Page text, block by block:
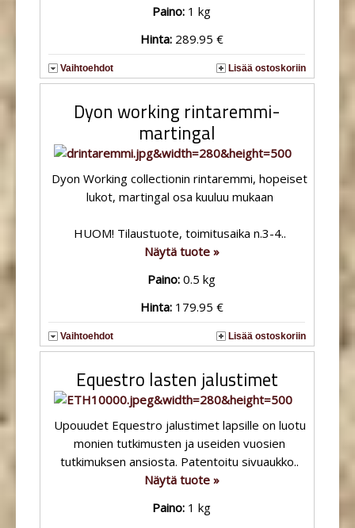
Paino: 1 kg
Hinta: 289.95 €
Vaihtoehdot Lisää ostoskoriin
Dyon working rintaremmi-
martingal
Dyon Working collectionin rintaremmi, hopeiset
lukot, martingal osa kuuluu mukaan
HUOM! Tilaustuote, toimitusaika n.3-4..
Näytä tuote »
Paino:0.5 kg
Hinta: 179.95 €
Vaihtoehdot Lisää ostoskoriin
Equestro lasten jalustimet
Upouudet Equestro jalustimet lapsille on luotu
monien tutkimusten ja useiden vuosien
tutkimuksen ansiosta. Patentoitu sivuaukko..
Näytä tuote »
Paino: 1 kg